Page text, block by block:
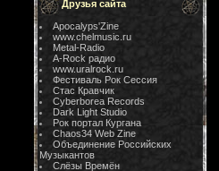
Друзья сайта
Apocalyps'Zine
www.chelmusic.ru
Metal-Radio
A-Rock радио
www.uralrock.ru
Фестиваль Рок Сессия
Стас Кравчик
Cyberborea Records
Dark Light Studio
Рок портал Кургана
Chaos34 Web Zine
Объединение Российских
Музыкантов
Слёзы Времён